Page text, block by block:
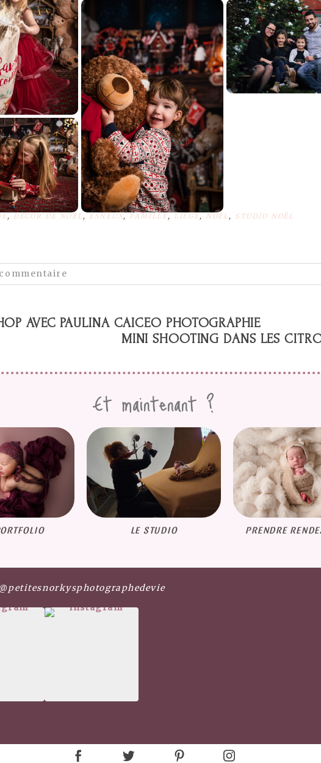
, DÉCOR DE NOËL , ESNEUX, FAMILLE, LIÈGE, NOËL , STUDIO NOËL
AVEC PAULINA CAICEO PHOTOGRAPHIE
MINI SHOOTING DANS LES
Et maintenant ?
LE STUDIO PRENDRE
petitesnorkysphotographedevie